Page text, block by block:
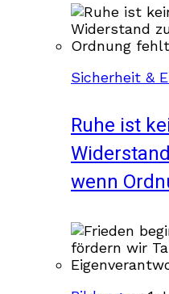
Sicherheit &
Ruhe ist
wenn